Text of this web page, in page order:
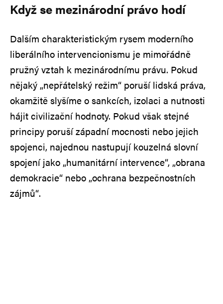
Když se mezinárodní právo hodí
Dalším charakteristickým rysem moderního
liberálního intervencionismu je mimořádně
pružný vztah k mezinárodnímu právu. Pokud
nějaký „nepřátelský režim“ poruší lidská práva,
okamžitě slyšíme o sankcích, izolaci a nutnosti
hájit civilizační hodnoty. Pokud však stejné
principy poruší západní mocnosti nebo jejich
spojenci, najednou nastupují kouzelná slovní
spojení jako „humanitární intervence“, „obrana
demokracie“ nebo „ochrana bezpečnostních
zájmů“.